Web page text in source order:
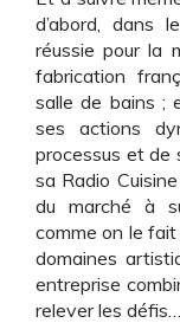
d’abord, dans
réussie pour la
fabrication
salle de bains ;
ses actions
processus et de
sa Radio
du marché à
comme on le
domaines
entreprise
relever les